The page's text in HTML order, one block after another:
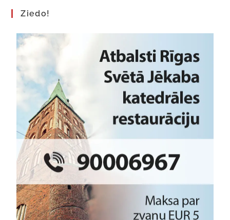
Ziedo!